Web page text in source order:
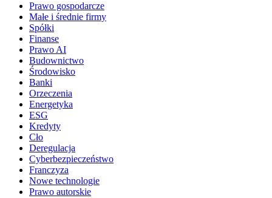
Prawo gospodarcze
Małe i średnie firmy
Spółki
Finanse
Prawo AI
Budownictwo
Środowisko
Banki
Orzeczenia
Energetyka
ESG
Kredyty
Cło
Deregulacja
Cyberbezpieczeństwo
Franczyza
Nowe technologie
Prawo autorskie